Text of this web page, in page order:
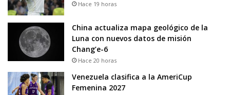
Hace 19 horas
China actualiza mapa geológico de la
Luna con nuevos datos de misión
Chang’e-6
Hace 20 horas
Venezuela clasifica a la AmeriCup
Femenina 2027